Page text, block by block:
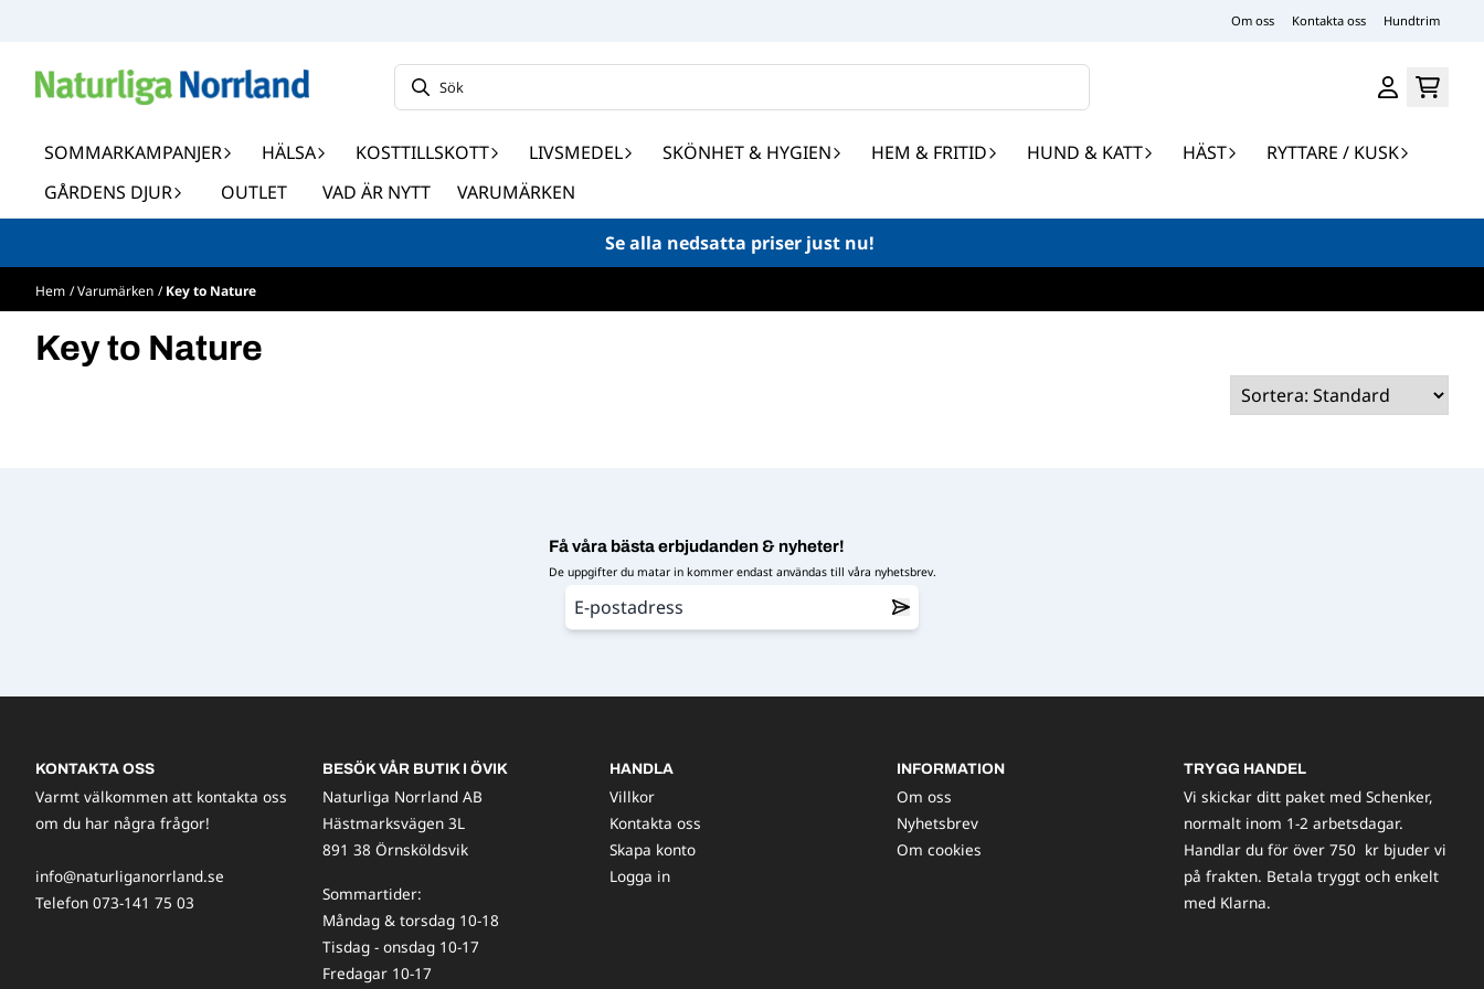
Om oss Kontakta oss Hundtrim
SOMMARKAMPANJER HÄLSA KOSTTILLSKOTT LIVSMEDEL SKÖNHET & HYGIEN HEM & FRITID HUND & KATT HÄST
RYTTARE / KUSK
GÅRDENS DJUR
OUTLET VAD ÄR NYTT VARUMÄRKEN
Se alla nedsatta priser just nu!
Hem /Varumärken /Key to Nature
Key to Nature
Få våra bästa erbjudanden & nyheter!
De uppgifter du matar in kommer endast användas till våra nyhetsbrev.
KONTAKTA OSS
Varmt välkommen att kontakta oss
om du har några frågor!
info@naturliganorrland.se
Telefon 073-141 75 03
BESÖK VÅR BUTIK I ÖVIK
Naturliga Norrland AB
Hästmarksvägen 3L
891 38 Örnsköldsvik
Sommartider:
Måndag & torsdag 10-18
Tisdag - onsdag 10-17
Fredagar 10-17
HANDLA
Villkor
Kontakta oss
Skapa konto
Logga in
INFORMATION
Om oss
Nyhetsbrev
Om cookies
TRYGG HANDEL
Vi skickar ditt paket med Schenker,
normalt inom 1-2 arbetsdagar.
Handlar du för över 750 kr bjuder vi
på frakten. Betala tryggt och enkelt
med Klarna.